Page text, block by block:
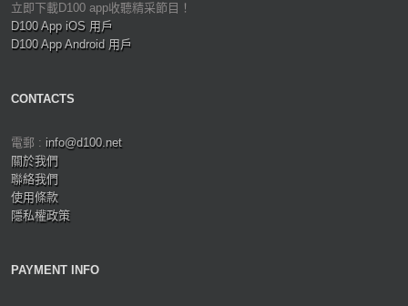
立即下載D100 app收聽精采節目！
D100 App iOS 用戶
D100 App Android 用戶
CONTACTS
電郵 : info@d100.net
關於我們
聯絡我們
使用條款
隱私權政策
PAYMENT INFO